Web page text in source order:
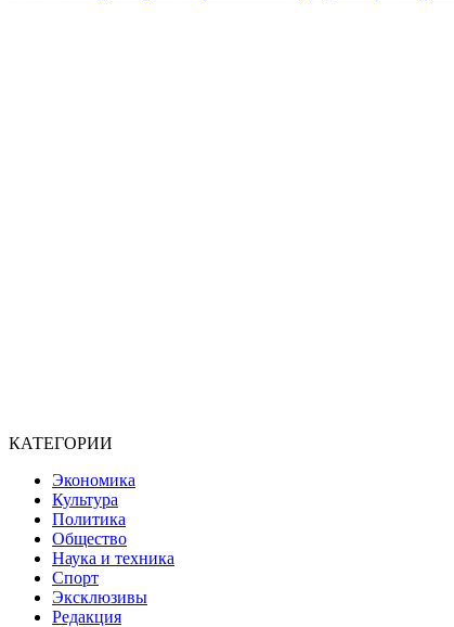
КАТЕГОРИИ
Экономика
Культура
Политика
Общество
Наука и техника
Спорт
Эксклюзивы
Редакция